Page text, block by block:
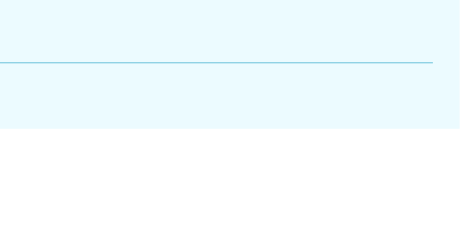
nemira koji nastanu iz takvih događaja;
proizvođača;